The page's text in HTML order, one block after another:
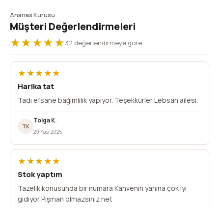
Ananas Kurusu
Müşteri Değerlendirmeleri
★★★★★32 değerlendirmeye göre
★★★★★
Harika tat
Tadı efsane bağımlılık yapıyor. Teşekkürler Lebsan ailesi.
TK
Tolga K.
29 Kas, 2025
★★★★★
Stok yaptım
Tazelik konusunda bir numara Kahvenin yanına çok iyi
gidiyor Pişman olmazsınız net